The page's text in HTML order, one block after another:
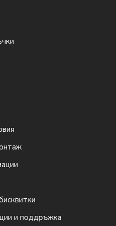
и поддръжка